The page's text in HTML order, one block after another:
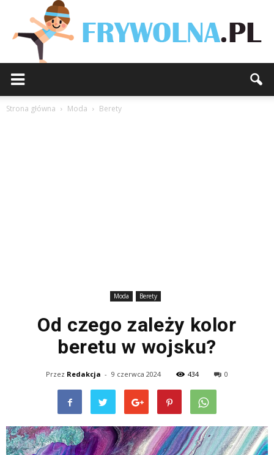
Strona główna Moda Berety
Moda Berety
Od czego zależy kolor
beretu w wojsku?
Przez Redakcja - 9 czerwca 2024 434 0